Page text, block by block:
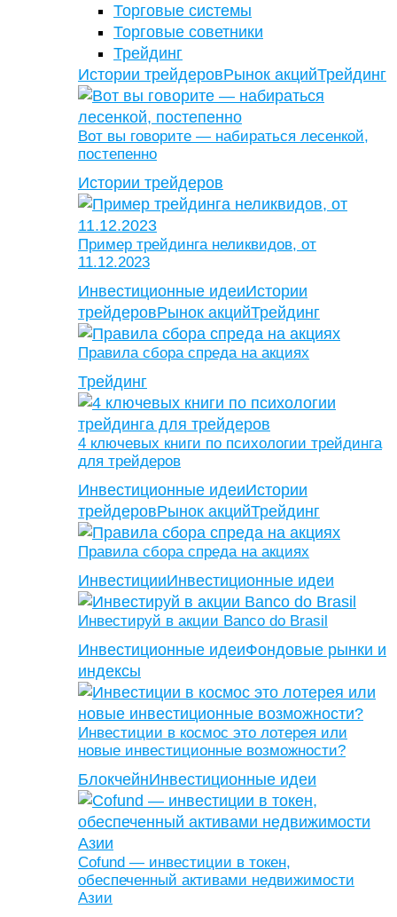
Торговые системы
Торговые советники
Трейдинг
Истории трейдеровРынок акцийТрейдинг
Вот вы говорите — набираться лесенкой,
постепенно
Истории трейдеров
Пример трейдинга неликвидов, от
11.12.2023
Инвестиционные идеиИстории
трейдеровРынок акцийТрейдинг
Правила сбора спреда на акциях
Трейдинг
4 ключевых книги по психологии трейдинга
для трейдеров
Инвестиционные идеиИстории
трейдеровРынок акцийТрейдинг
Правила сбора спреда на акциях
ИнвестицииИнвестиционные идеи
Инвестируй в акции Banco do Brasil
Инвестиционные идеиФондовые рынки и
индексы
Инвестиции в космос это лотерея или
новые инвестиционные возможности?
БлокчейнИнвестиционные идеи
Cofund — инвестиции в токен,
обеспеченный активами недвижимости
Азии